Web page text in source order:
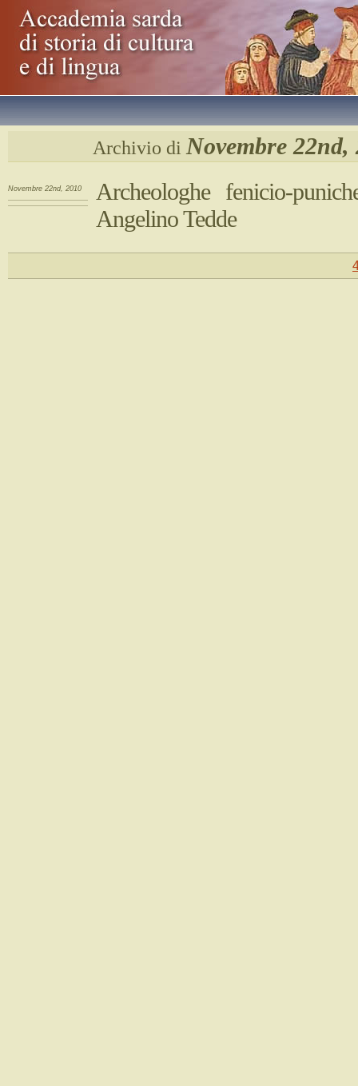
Archivio di Novembre 22nd,
Novembre 22nd, 2010
Archeologhe fenicio-
Angelino Tedde